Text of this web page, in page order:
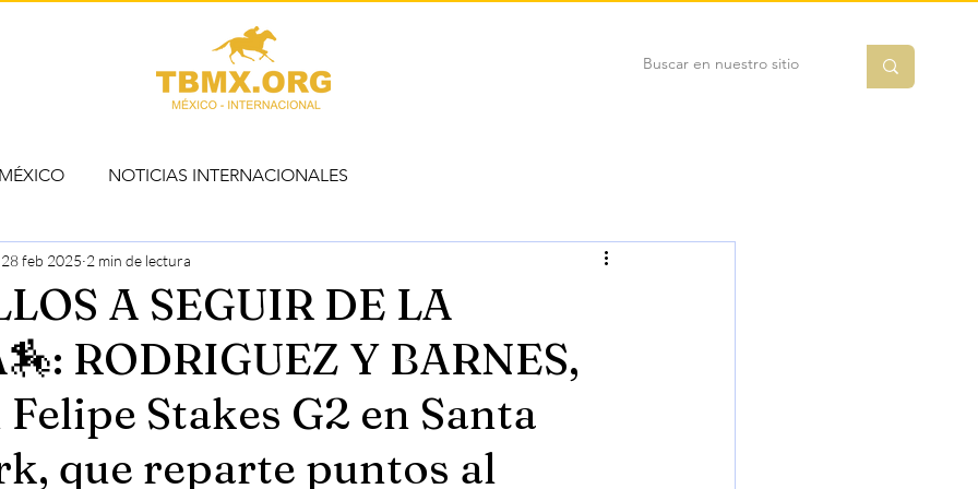
NOTICIAS INTERNACIONALES
A SEGUIR DE LA
RODRIGUEZ Y BARNES,
Felipe Stakes G2 en Santa
que reparte puntos al
28 feb 2025 2 min de lectura